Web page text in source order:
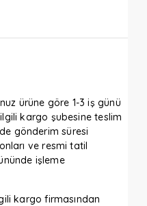
ürüne göre 1-3 iş günü
kargo şubesine teslim
gönderim süresi
ve resmi tatil
işleme
kargo firmasından